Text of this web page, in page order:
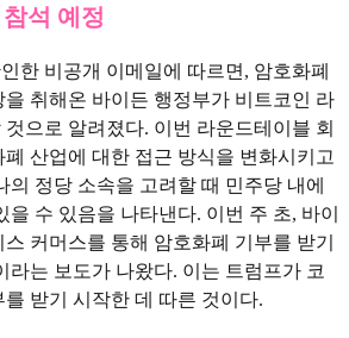
석 예정
한 비공개 이메일에 따르면, 암호화폐
취해온 바이든 행정부가 비트코인 라
으로 알려졌다. 이번 라운드테이블 회
산업에 대한 접근 방식을 변화시키고
의 정당 소속을 고려할 때 민주당 내에
수 있음을 나타낸다. 이번 주 초, 바이
커머스를 통해 암호화폐 기부를 받기
라는 보도가 나왔다. 이는 트럼프가 코
받기 시작한 데 따른 것이다.